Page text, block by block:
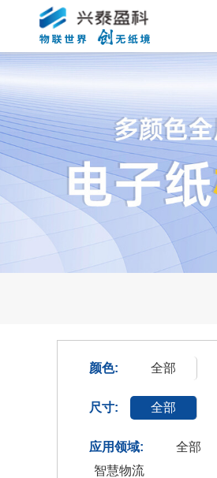
颜色: 全部
尺寸: 全部
应用领域: 全部
智慧物流